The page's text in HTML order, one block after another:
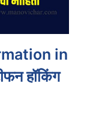
in
हॉकिंग